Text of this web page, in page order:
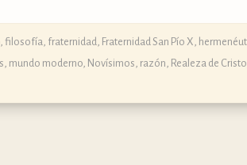
, filosofía, fraternidad, Fraternidad San Pío X,
, mundo moderno, Novísimos, razón, Realeza de Cristo